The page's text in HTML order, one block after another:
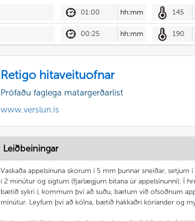
01:00 hh:mm 145
00:25 hh:mm 190
Retigo hitaveituofnar
Prófaðu faglega matargerðarlist
www.verslun.is
Leiðbeiningar
Vaskaða appelsínuna skorum í 5 mm þunnar sneiðar,
í 2 mínútur og sigtum (fjarlægjum bitana úr appelsínunni). Í
bætið sykri í, kommum því að suðu, bætum við ofsoðnum
mínútur. Leyfum því að kólna, bætið hakkaðri kóríander og